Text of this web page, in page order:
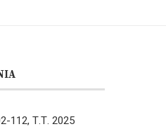
112, Τ.Τ. 2025